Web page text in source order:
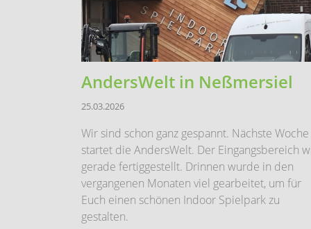
AndersWelt in Neßmersiel
25.03.2026
Wir sind schon ganz gespannt. Nächste Woche
startet die AndersWelt. Der Eingangsbereich
gerade fertiggestellt. Drinnen wurde in den
vergangenen Monaten viel gearbeitet, um für
Euch einen schönen Indoor Spielpark zu
gestalten.